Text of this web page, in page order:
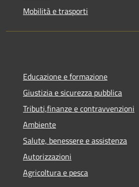
Mobilità e trasporti
Educazione e formazione
Giustizia e sicurezza pubblica
Tributi,finanze e contravvenzioni
Ambiente
Salute, benessere e assistenza
Autorizzazioni
Agricoltura e pesca